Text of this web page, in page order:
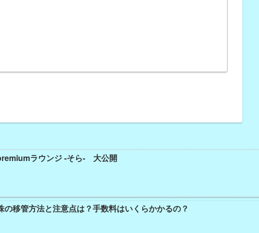
ラウンジ -そら- 大公開
移管方法と注意点は？手数料はいくらかかるの？